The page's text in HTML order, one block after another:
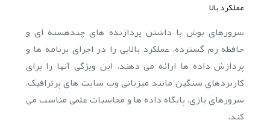
عملکرد بالا
سرورهای بوش با داشتن پردازنده های چندهسته ای و
حافظه رم گسترده، عملکرد بالایی را در اجرای برنامه ها و
پردازش داده ها ارائه می دهند. این ویژگی آنها را برای
کاربردهای سنگین مانند میزبانی وب سایت های پرترافیک،
سرورهای بازی، پایگاه داده ها و محاسبات علمی مناسب می
کند.